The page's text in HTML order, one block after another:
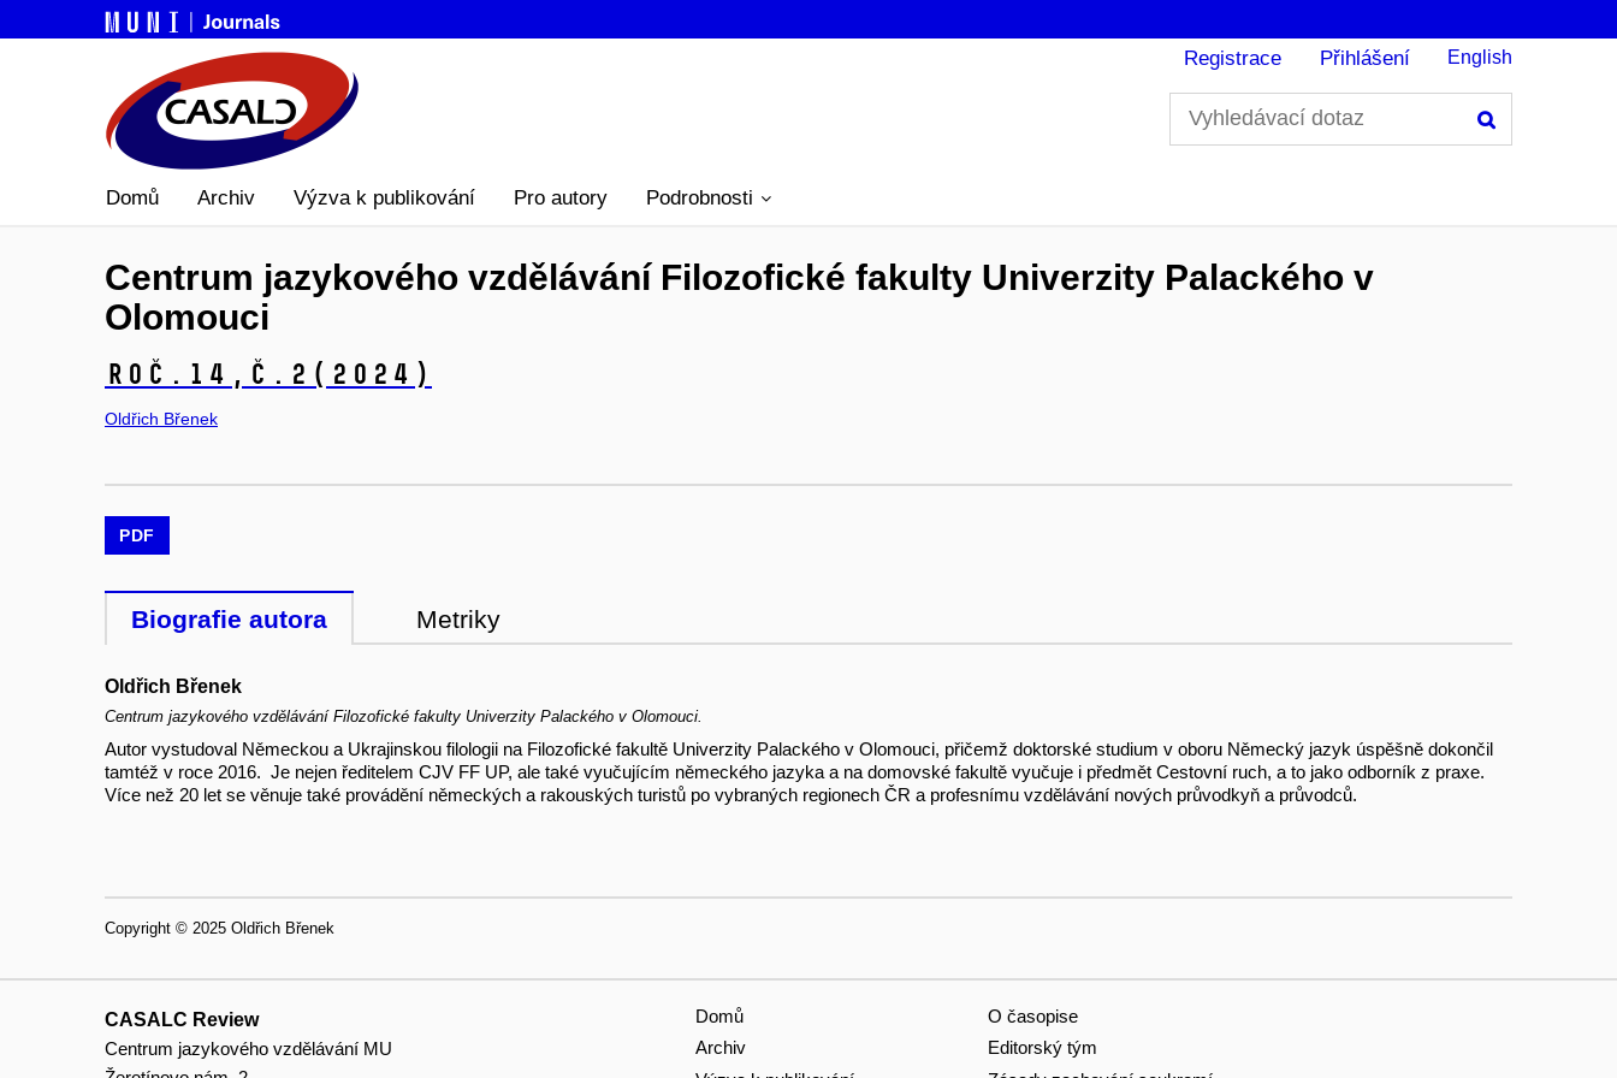
Registrace Přihlášení English
Domů Archiv Výzva k publikování Pro autory Podrobnosti
Centrum jazykového vzdělávání Filozofické fakulty Univerzity Palackého v
Olomouci
Roč.14, č.2 (2024)
Oldřich Břenek
PDF
Biografie autora Metriky
Oldřich Břenek
Centrum jazykového vzdělávání Filozofické fakulty Univerzity Palackého v Olomouci.
Autor vystudoval Německou a Ukrajinskou filologii na Filozofické fakultě Univerzity Palackého v Olomouci, přičemž doktorské studium v oboru Německý jazyk úspěšně dokončil
tamtéž v roce 2016. Je nejen ředitelem CJV FF UP, ale také vyučujícím německého jazyka a na domovské fakultě vyučuje i předmět Cestovní ruch, a to jako odborník z praxe.
Více než 20 let se věnuje také provádění německých a rakouských turistů po vybraných regionech ČR a profesnímu vzdělávání nových průvodkyň a průvodců.
Copyright © 2025 Oldřich Břenek
CASALC Review
Centrum jazykového vzdělávání MU
Domů
Archiv
O časopise
Editorský tým